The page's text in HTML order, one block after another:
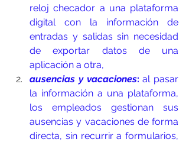
reloj checador a una plataforma
digital con la información de
entradas y salidas sin necesidad
de exportar datos de una
aplicación a otra,
ausencias y vacaciones: al pasar
la información a una plataforma,
los empleados gestionan sus
ausencias y vacaciones de forma
directa, sin recurrir a formularios,